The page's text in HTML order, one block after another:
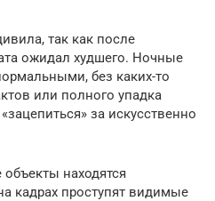
так как после
ожидал худшего. Ночные
без каких-то
или полного упадка
за искусственно
находятся
кадрах проступят видимые